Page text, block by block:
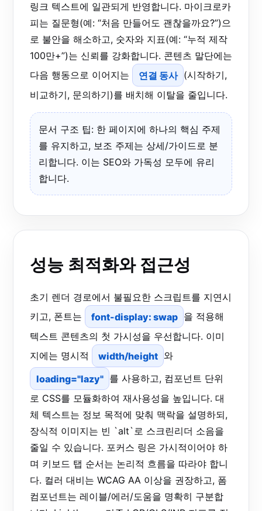
링크 텍스트에 일관되게 반영합니다. 마이크로카
피는 질문형(예: “처음 만들어도 괜찮을까요?”)으
로 불안을 해소하고, 숫자와 지표(예: “누적 제작
100만+”)는 신뢰를 강화합니다. 콘텐츠 말단에는
다음 행동으로 이어지는
연결 동사 (시작하기,
비교하기, 문의하기)를 배치해 이탈을 줄입니다.
문서 구조 팁: 한 페이지에 하나의 핵심 주제
를 유지하고, 보조 주제는 상세/가이드로 분
리합니다. 이는 SEO와 가독성 모두에 유리
합니다.
성능 최적화와 접근성
초기 렌더 경로에서 불필요한 스크립트를 지연시
키고, 폰트는
font-display: swap 을 적용해
텍스트 콘텐츠의 첫 가시성을 우선합니다. 이미
지에는 명시적
width/height 와
loading="lazy" 를 사용하고, 컴포넌트 단위
로 CSS를 모듈화하여 재사용성을 높입니다. 대
체 텍스트는 정보 목적에 맞춰 맥락을 설명하되,
장식적 이미지는 빈 `alt`로 스크린리더 소음을
줄일 수 있습니다. 포커스 링은 가시적이어야 하
며 키보드 탭 순서는 논리적 흐름을 따라야 합니
다. 컬러 대비는 WCAG AA 이상을 권장하고, 폼
컴포넌트는 레이블/에러/도움을 명확히 구분합